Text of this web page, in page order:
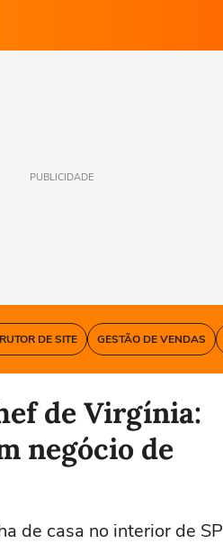
PUBLICIDADE
DE SITE GESTÃO DE VENDAS
de Virgínia:
negócio de
de casa no interior de SP